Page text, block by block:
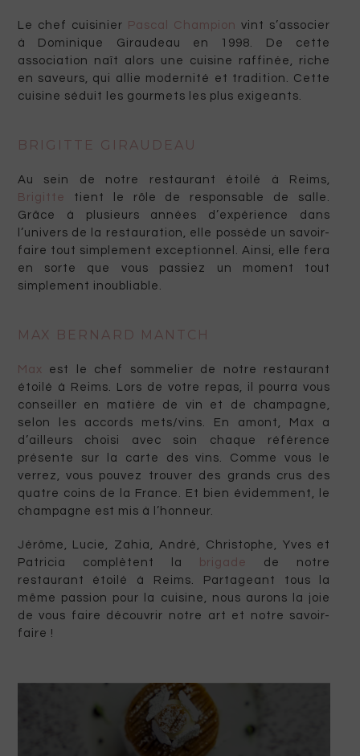
Le chef cuisinier Pascal Champion vint s’associer
à Dominique Giraudeau en 1998. De cette
association naît alors une cuisine raffinée, riche
en saveurs, qui allie modernité et tradition. Cette
cuisine séduit les gourmets les plus exigeants.
BRIGITTE GIRAUDEAU
Au sein de notre restaurant étoilé à Reims,
Brigitte tient le rôle de responsable de salle.
Grâce à plusieurs années d’expérience dans
l’univers de la restauration, elle possède un savoir-
faire tout simplement exceptionnel. Ainsi, elle fera
en sorte que vous passiez un moment tout
simplement inoubliable.
MAX BERNARD MANTCH
Max est le chef sommelier de notre restaurant
étoilé à Reims. Lors de votre repas, il pourra vous
conseiller en matière de vin et de champagne,
selon les accords mets/vins. En amont, Max a
d’ailleurs choisi avec soin chaque référence
présente sur la carte des vins. Comme vous le
verrez, vous pouvez trouver des grands crus des
quatre coins de la France. Et bien évidemment, le
champagne est mis à l’honneur.
Jérôme, Lucie, Zahia, André, Christophe, Yves et
Patricia complètent la
brigade
de notre
restaurant étoilé à Reims. Partageant tous la
même passion pour la cuisine, nous aurons la joie
de vous faire découvrir notre art et notre savoir-
faire !